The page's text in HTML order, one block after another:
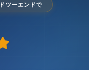
ツーエンドで